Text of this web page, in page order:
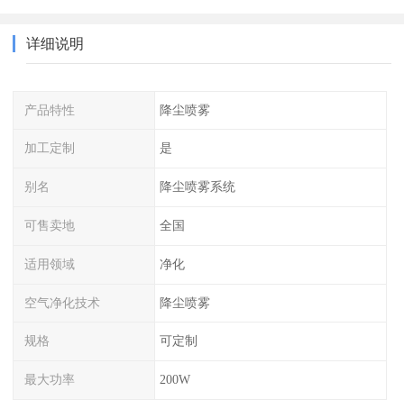
详细说明
产品特性 降尘喷雾
加工定制 是
别名 降尘喷雾系统
可售卖地 全国
适用领域 净化
空气净化技术 降尘喷雾
规格 可定制
最大功率 200W